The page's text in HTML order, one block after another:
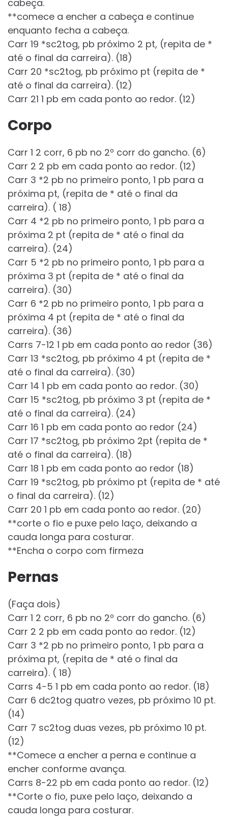
cabeça.
**comece a encher a cabeça e continue
enquanto fecha a cabeça.
Carr 19 *sc2tog, pb próximo 2 pt, (repita de *
até o final da carreira). (18)
Carr 20 *sc2tog, pb próximo pt (repita de *
até o final da carreira). (12)
Carr 21 1 pb em cada ponto ao redor. (12)
Corpo
Carr 1 2 corr, 6 pb no 2º corr do gancho. (6)
Carr 2 2 pb em cada ponto ao redor. (12)
Carr 3 *2 pb no primeiro ponto, 1 pb para a
próxima pt, (repita de * até o final da
carreira). ( 18)
Carr 4 *2 pb no primeiro ponto, 1 pb para a
próxima 2 pt (repita de * até o final da
carreira). (24)
Carr 5 *2 pb no primeiro ponto, 1 pb para a
próxima 3 pt (repita de * até o final da
carreira). (30)
Carr 6 *2 pb no primeiro ponto, 1 pb para a
próxima 4 pt (repita de * até o final da
carreira). (36)
Carrs 7-12 1 pb em cada ponto ao redor (36)
Carr 13 *sc2tog, pb próximo 4 pt (repita de *
até o final da carreira). (30)
Carr 14 1 pb em cada ponto ao redor. (30)
Carr 15 *sc2tog, pb próximo 3 pt (repita de *
até o final da carreira). (24)
Carr 16 1 pb em cada ponto ao redor (24)
Carr 17 *sc2tog, pb próximo 2pt (repita de *
até o final da carreira). (18)
Carr 18 1 pb em cada ponto ao redor (18)
Carr 19 *sc2tog, pb próximo pt (repita de * até
o final da carreira). (12)
Carr 20 1 pb em cada ponto ao redor. (20)
**corte o fio e puxe pelo laço, deixando a
cauda longa para costurar.
**Encha o corpo com firmeza
Pernas
(Faça dois)
Carr 1 2 corr, 6 pb no 2º corr do gancho. (6)
Carr 2 2 pb em cada ponto ao redor. (12)
Carr 3 *2 pb no primeiro ponto, 1 pb para a
próxima pt, (repita de * até o final da
carreira). ( 18)
Carrs 4-5 1 pb em cada ponto ao redor. (18)
Carr 6 dc2tog quatro vezes, pb próximo 10 pt.
(14)
Carr 7 sc2tog duas vezes, pb próximo 10 pt.
(12)
**Comece a encher a perna e continue a
encher conforme avança.
Carrs 8-22 pb em cada ponto ao redor. (12)
**Corte o fio, puxe pelo laço, deixando a
cauda longa para costurar.